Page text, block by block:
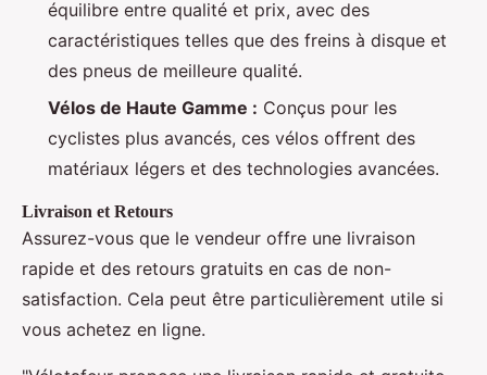
équilibre entre qualité et prix, avec des
caractéristiques telles que des freins à disque et
des pneus de meilleure qualité.
Vélos de Haute Gamme : Conçus pour les
cyclistes plus avancés, ces vélos offrent des
matériaux légers et des technologies avancées.
Livraison et Retours
Assurez-vous que le vendeur offre une livraison
rapide et des retours gratuits en cas de non-
satisfaction. Cela peut être particulièrement utile si
vous achetez en ligne.